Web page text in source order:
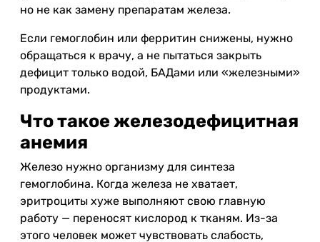
но не как замену препаратам железа.
Если гемоглобин или ферритин снижены, нужно
обращаться к врачу, а не пытаться закрыть
дефицит только водой, БАДами или «железными»
продуктами.
Что такое железодефицитная
анемия
Железо нужно организму для синтеза
гемоглобина. Когда железа не хватает,
эритроциты хуже выполняют свою главную
работу — переносят кислород к тканям. Из-за
этого человек может чувствовать слабость,